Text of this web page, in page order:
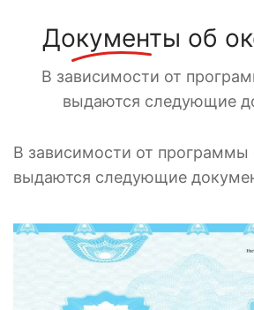
Документы об
В зависимости от
выдаются следующие
В зависимости от программы
выдаются следующие